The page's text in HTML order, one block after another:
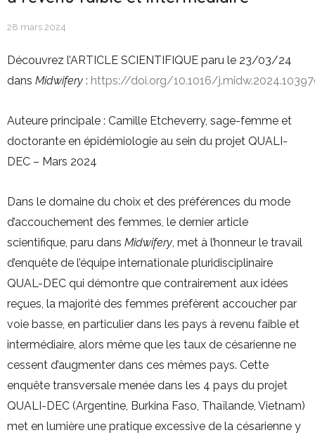
28 mars 2024
Découvrez l’ARTICLE SCIENTIFIQUE paru le 23/03/24
dans Midwifery : https://doi.org/10.1016/
Auteure principale : Camille Etcheverry, sage-femme et
doctorante en épidémiologie au sein du projet QUALI-
DEC – Mars 2024
Dans le domaine du choix et des préférences du mode
d’accouchement des femmes, le dernier article
scientifique, paru dans Midwifery , met à l’honneur le travail
d’enquête de l’équipe internationale pluridisciplinaire
QUAL-DEC qui démontre que contrairement aux idées
reçues, la majorité des femmes préfèrent accoucher par
voie basse, en particulier dans les pays à revenu faible et
intermédiaire, alors même que les taux de césarienne ne
cessent d’augmenter dans ces mêmes pays. Cette
enquête transversale menée dans les 4 pays du projet
QUALI-DEC (Argentine, Burkina Faso, Thaïlande, Vietnam)
met en lumière une pratique excessive de la césarienne y